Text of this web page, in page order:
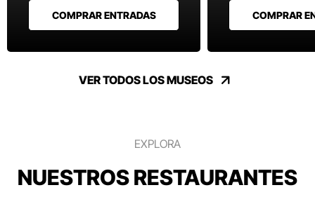
COMPRAR ENTRADAS COMPRAR
VER TODOS LOS MUSEOS
EXPLORA
NUESTROS RESTAURANTES